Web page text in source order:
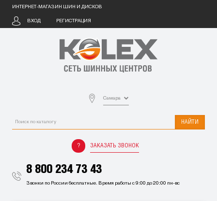
ИНТЕРНЕТ-МАГАЗИН ШИН И ДИСКОВ
ВХОД РЕГИСТРАЦИЯ
Самара
НАЙТИ
ЗАКАЗАТЬ ЗВОНОК
8 800 234 73 43
Звонки по России бесплатные. Время работы с 9:00 до 20:00 пн-вс